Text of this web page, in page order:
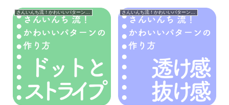
さんいんち流！かわいいパターンの作り方 さんいんち流！かわいいパターンの作り方